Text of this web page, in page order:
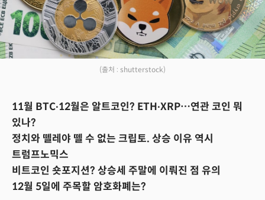
(출처 : shutterstock)
11월 BTC∙12월은 알트코인? ETH∙XRP…연관 코인 뭐
있나?
정치와 뗄레야 뗄 수 없는 크립토. 상승 이유 역시
트럼프노믹스
비트코인 숏포지션? 상승세 주말에 이뤄진 점 유의
12월 5일에 주목할 암호화폐는?